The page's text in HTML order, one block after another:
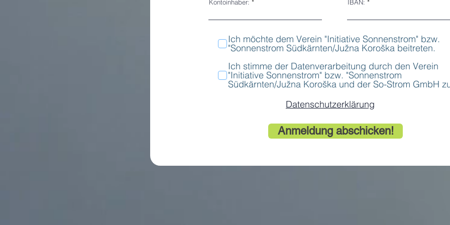
Kontoinhaber: IBAN:
Ich möchte dem Verein "Initiative Sonnenstrom" bzw.
"Sonnenstrom Südkärnten/Južna Koroška beitreten.
Ich stimme der Datenverarbeitung durch den Verein
"Initiative Sonnenstrom" bzw. "Sonnenstrom
Südkärnten/Južna Koroška und der So-Strom GmbH
Datenschutzerklärung
Anmeldung abschicken!